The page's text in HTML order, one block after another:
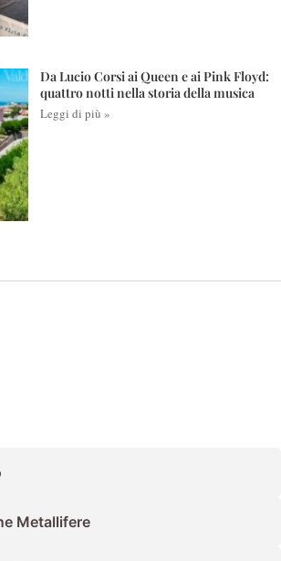
Da Lucio Corsi ai Queen e ai Pink Floyd:
quattro notti nella storia della musica
Leggi di più »
Metallifere